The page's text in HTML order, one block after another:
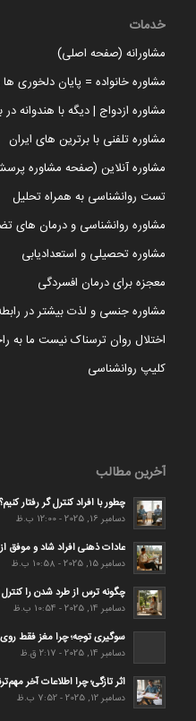
خدمات
مشاورانه (صفحه اصلی)
مشاوره خانواده = پایان دلخوری
مشاوره ازدواج | دیگه با هندوانه در
مشاوره تلفنی با برترین های ایران
مشاوره آنلاین (صفحه مشاوره
تست روانشناسی به همراه تحلیل
مشاوره روانشناسی و درمان های
مشاوره تحصیلی و استعدادیابی
معجزه برای درمان افسردگی
مشاوره جنسی و لذت بیشتر در
اختلال روان ترسناک نیست ما به
کلیپ روانشناسی
آخرین مطالب
چطور با افراد کنترل گر رفتار کنیم؟
دسامبر 16, 2025 - 12:00 ب.ظ
عادات ذهنی افراد شاد و موفق
دسامبر 15, 2025 - 10:58 ب.ظ
چگونه ترس از طرد شدن را کنترل
دسامبر 14, 2025 - 10:54 ب.ظ
سوگیری توجه؛ چرا مغز فقط
دسامبر 14, 2025 - 2:17 ق.ظ
اثر تازگی؛ چرا اطلاعات آخر
دسامبر 12, 2025 - 7:52 ب.ظ